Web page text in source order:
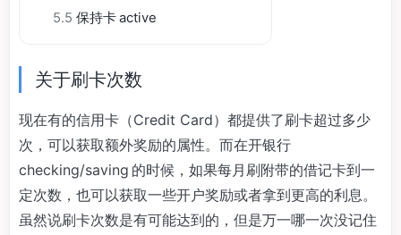
5.5 保持卡 active
关于刷卡次数
现在有的信用卡（Credit Card）都提供了刷卡超过多少
次，可以获取额外奖励的属性。而在开银行
checking/saving 的时候，如果每月刷附带的借记卡到一
定次数，也可以获取一些开户奖励或者拿到更高的利息。
虽然说刷卡次数是有可能达到的，但是万一哪一次没记住